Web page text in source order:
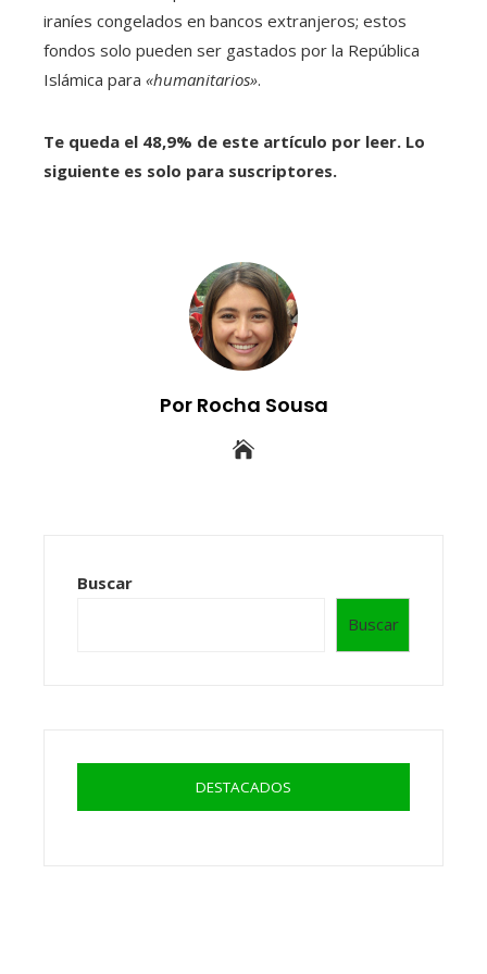
iraníes congelados en bancos extranjeros; estos
fondos solo pueden ser gastados por la República
Islámica para «humanitarios».
Te queda el 48,9% de este artículo por leer. Lo
siguiente es solo para suscriptores.
Por Rocha Sousa
Buscar
Buscar
DESTACADOS